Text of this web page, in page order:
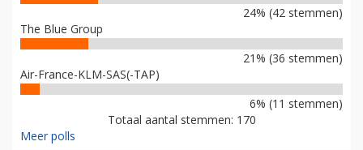
24% (42 stemmen)
The Blue Group
21% (36 stemmen)
Air-France-KLM-SAS(-TAP)
6% (11 stemmen)
Totaal aantal stemmen: 170
Meer polls